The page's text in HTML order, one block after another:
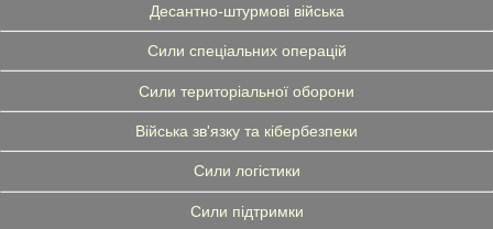
Десантно-штурмові війська
Сили спеціальних операцій
Сили територіальної оборони
Війська зв'язку та кібербезпеки
Сили логістики
Сили підтримки